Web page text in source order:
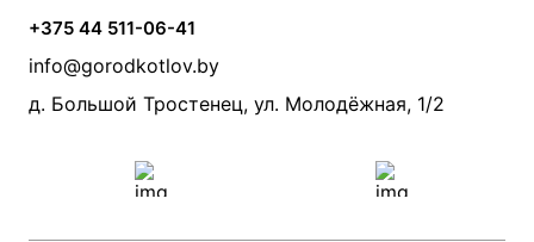
Камины и печи
Дымоходы
Акции
Производители
Монтаж систем отопления
Прайс по монтажу систем отопления
Проект систем отопления
+375 44 511-06-41
info@gorodkotlov.by
д. Большой Тростенец, ул. Молодёжная, 1/2